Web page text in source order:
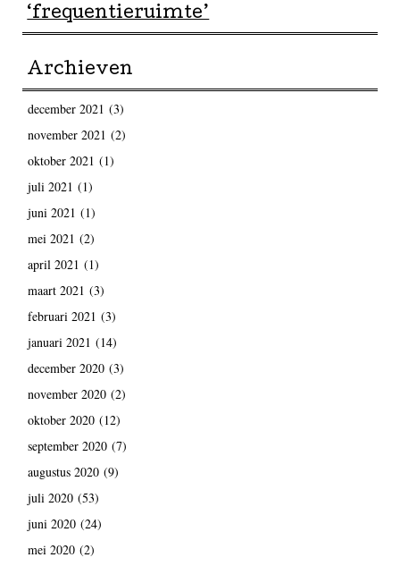
‘frequentieruimte’
Archieven
december 2021 (3)
november 2021 (2)
oktober 2021 (1)
juli 2021 (1)
juni 2021 (1)
mei 2021 (2)
april 2021 (1)
maart 2021 (3)
februari 2021 (3)
januari 2021 (14)
december 2020(3)
november 2020(2)
oktober 2020(12)
september 2020(7)
augustus 2020(9)
juli 2020(53)
juni 2020(24)
mei 2020(2)